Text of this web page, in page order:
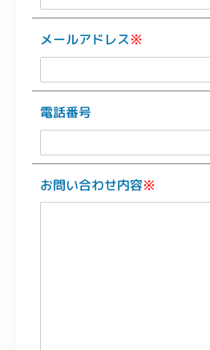
メールアドレス※
電話番号
お問い合わせ内容※